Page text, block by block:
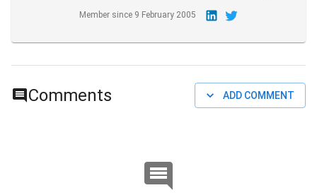
Member since 9 February 2005
Comments ADD COMMENT